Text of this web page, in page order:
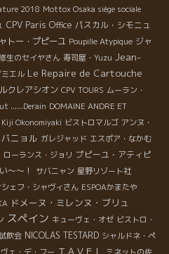
2018 Mottox Osaka siège sociale
CPV Paris Office パスカル・シモニュ
トー・プピーユ Poupille Atypique ジャ
生のセイヤさん 寿司屋・Yuzu Jean-
エル Le Repaire de Cartouche
ルクレアシオン CPV TOURS ムーラン・
......Derain DOMAINE ANDRE ET
Okonomiyaki ビストロマルゴ アンヌ・
ニョル ガレジャッド エスポア・なかむ
ーランス・ジョリ プピーユ・アティピ
～～！ サバニャン 星野リゾート社
ェフ・シャヴィさん ESPOAかまたや
ドメーヌ・ミレンヌ・ブリュ
スペイン キューヴェ・オゼ ビストロ・
飲会 NICOLAS TESTARD シャルドネ・ペ
ＴＡＶＥＬ